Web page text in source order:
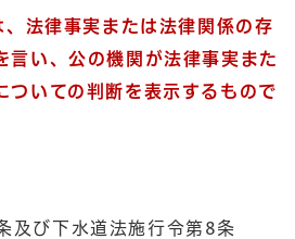
法律事実または法律関係の存
言い、公の機関が法律事実また
ついての判断を表示するもので
及び下水道法施行令第8条